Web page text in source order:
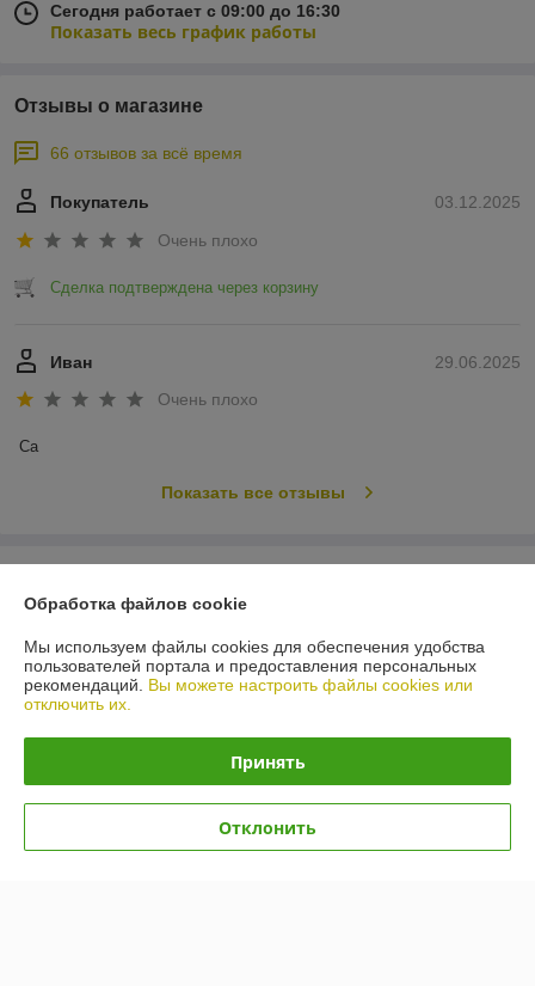
Сегодня работает с 09:00 до 16:30
Показать весь график работы
Отзывы о магазине
66 отзывов за всё время
03.12.2025
Покупатель
Очень плохо
Сделка подтверждена через корзину
29.06.2025
Иван
Очень плохо
Са
Показать все отзывы
Доставка и оплата
График работы
Политика обработки cookies
Обработка файлов cookie
Мы используем файлы cookies для обеспечения удобства
пользователей портала и предоставления персональных
рекомендаций. Вы можете настроить файлы cookies или
отключить их.
Принять
Отклонить